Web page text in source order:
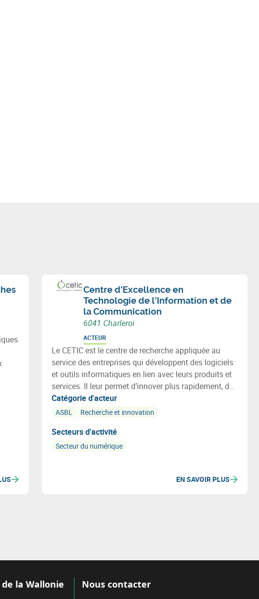
Centre d'Excellence en
Technologie de l'Information et de
la Communication
6041 Charleroi
ACTEUR
Le CETIC est le centre de recherche appliquée au
service des entreprises qui développent des logiciels
et outils informatiques en lien avec leurs produits et
services. Il leur permet d’innover plus rapidement, de
diminuer les risques, et d’intégrer les meilleures
technologies issues de la recherche.
Catégorie d'acteur
ASBL Recherche et innovation
Secteurs d'activité
Secteur du numérique
EN SAVOIR PLUS
la Wallonie Nous contacter